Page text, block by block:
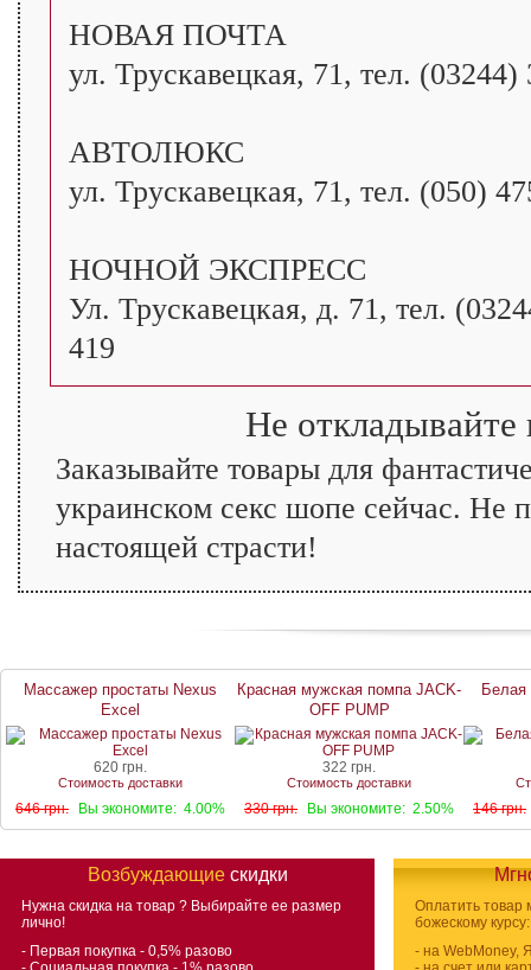
НОВАЯ ПОЧТА
ул. Трускавецкая, 71, тел.
АВТОЛЮКС
ул. Трускавецкая, 71, тел. (050)
НОЧНОЙ ЭКСПРЕСС
Ул. Трускавецкая, д. 71, тел.
419
Не
Заказывайте товары для
украинском секс шопе сейчас. Не
настоящей страсти!
Массажер простаты Nexus
Excel
620 грн.
Стоимость доставки
646 грн. Вы экономите: 4.00%
Красная мужская помпа JACK-
OFF PUMP
322 грн.
Стоимость доставки
330 грн. Вы экономите: 2.50%
Белая
146 грн.
Возбуждающиескидки
Нужна скидка на товар ? Выбирайте ее размер
лично!
- Первая покупка - 0,5% разово
Оплатить товар
божескому курсу:
- на WebMoney,